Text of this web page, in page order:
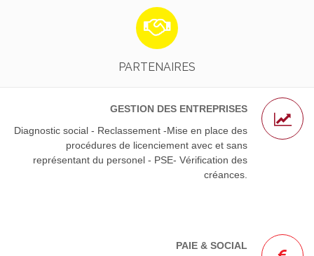
PARTENAIRES
L’AGS - Nos Avocats Partenaires
EN SAVOIR PLUS
GESTION DES ENTREPRISES
Diagnostic social - Reclassement -Mise en place des
procédures de licenciement avec et sans
représentant du personel - PSE- Vérification des
créances.
PAIE & SOCIAL